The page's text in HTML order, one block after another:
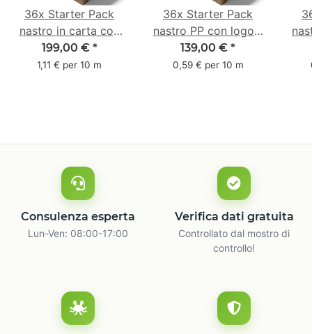
36x Starter Pack
nastro in carta con
logo - 1 colore - 50
mm x 50 m - caucciù
199,00 € *
1,11 € per 10 m
36x Starter Pack
nastro PP con logo -
1 colore - 48 mm x
66 m
139,00 € *
0,59 € per 10 m
Consulenza esperta
Lun-Ven: 08:00-17:00
Verifica dati gratuita
Controllato dal mostro di
controllo!